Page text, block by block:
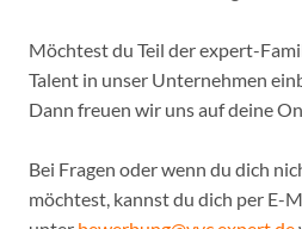
Möchtest du Teil der expert-
Talent in unser Unternehmen
Dann freuen wir uns auf deine
Bei Fragen oder wenn du dich
möchtest, kannst du dich per E-